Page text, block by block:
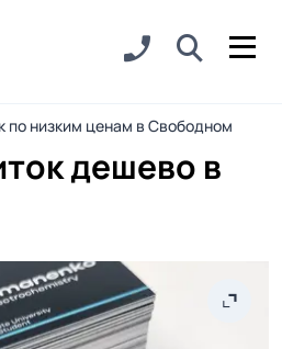
по низким ценам в Свободном
дешево в